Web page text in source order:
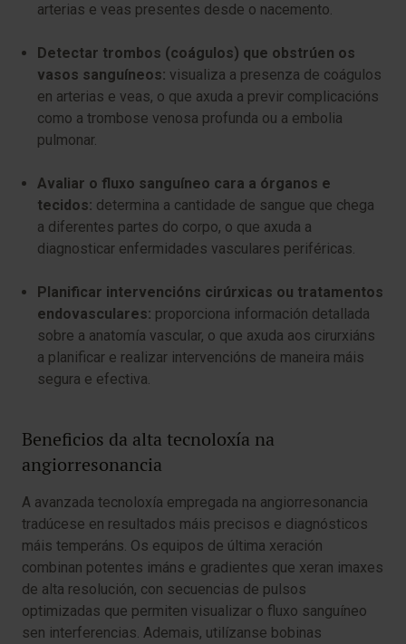
arterias e veas presentes desde o nacemento.
Detectar trombos (coágulos) que obstrúen os
vasos sanguíneos: visualiza a presenza de coágulos
en arterias e veas, o que axuda a previr complicacións
como a trombose venosa profunda ou a embolia
pulmonar.
Avaliar o fluxo sanguíneo cara a órganos e
tecidos: determina a cantidade de sangue que chega
a diferentes partes do corpo, o que axuda a
diagnosticar enfermidades vasculares periféricas.
Planificar intervencións cirúrxicas ou tratamentos
endovasculares: proporciona información detallada
sobre a anatomía vascular, o que axuda aos cirurxiáns
a planificar e realizar intervencións de maneira máis
segura e efectiva.
Beneficios da alta tecnoloxía na
angiorresonancia
A avanzada tecnoloxía empregada na angiorresonancia
tradúcese en resultados máis precisos e diagnósticos
máis temperáns. Os equipos de última xeración
combinan potentes imáns e gradientes que xeran imaxes
de alta resolución, con secuencias de pulsos
optimizadas que permiten visualizar o fluxo sanguíneo
sen interferencias. Ademais, utilízanse bobinas